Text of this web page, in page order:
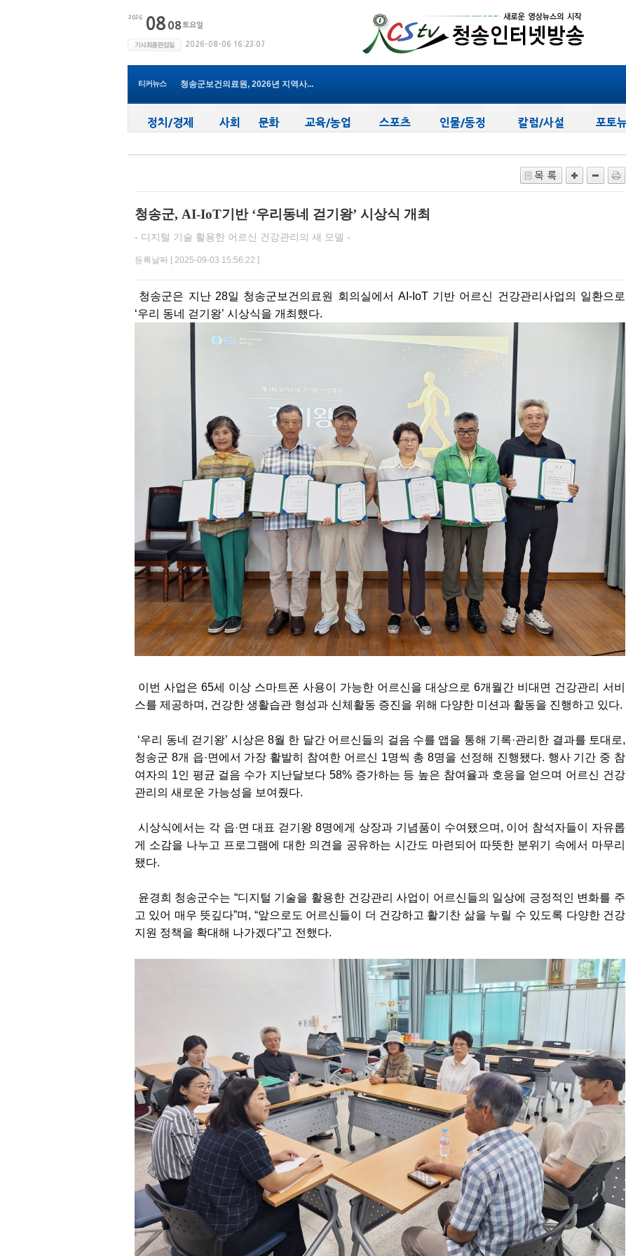
티커뉴스
윤경희 청송군수, 휴가 반납하고 ...
(사)한국여성농업인 청송군연합회...
청송군보건의료원, 2026년 지역사...
청송군보건의료원, 찾아가는 아토...
청송군, 객주 파크골프장 및 청송...
청송군, AI-IoT기반 ‘우리동네 걷기왕’ 시상식 개최
- 디지털 기술 활용한 어르신 건강관리의 새 모델 -
등록날짜 [ 2025-09-03 15:56:22 ]
청송군은 지난 28일 청송군보건의료원 회의실에서 AI-IoT 기반 어르신 건강관리사업의 일환으로
‘우리 동네 걷기왕’ 시상식을 개최했다.
이번 사업은 65세 이상 스마트폰 사용이 가능한 어르신을 대상으로 6개월간 비대면 건강관리 서비
스를 제공하며, 건강한 생활습관 형성과 신체활동 증진을 위해 다양한 미션과 활동을 진행하고 있다.
‘우리 동네 걷기왕’ 시상은 8월 한 달간 어르신들의 걸음 수를 앱을 통해 기록·관리한 결과를 토대로,
청송군 8개 읍·면에서 가장 활발히 참여한 어르신 1명씩 총 8명을 선정해 진행됐다. 행사 기간 중 참
여자의 1인 평균 걸음 수가 지난달보다 58% 증가하는 등 높은 참여율과 호응을 얻으며 어르신 건강
관리의 새로운 가능성을 보여줬다.
시상식에서는 각 읍·면 대표 걷기왕 8명에게 상장과 기념품이 수여됐으며, 이어 참석자들이 자유롭
게 소감을 나누고 프로그램에 대한 의견을 공유하는 시간도 마련되어 따뜻한 분위기 속에서 마무리
됐다.
윤경희 청송군수는 “디지털 기술을 활용한 건강관리 사업이 어르신들의 일상에 긍정적인 변화를 주
고 있어 매우 뜻깊다”며, “앞으로도 어르신들이 더 건강하고 활기찬 삶을 누릴 수 있도록 다양한 건강
지원 정책을 확대해 나가겠다”고 전했다.